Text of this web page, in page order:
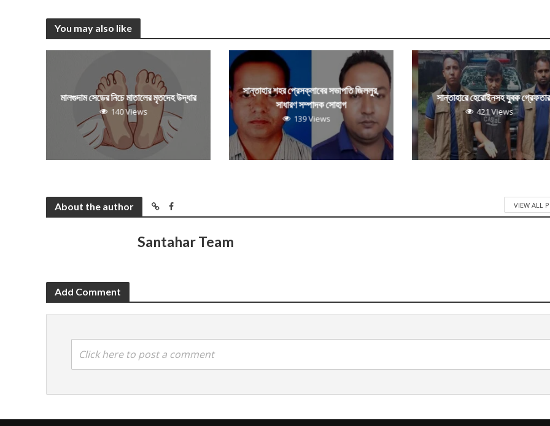
You may also like
মালগুদাম সেডের নিচে মাতালের মৃতদেহ উদ্ধার
140 Views
সান্তাহার শহর প্রেসক্লাবের সভাপতি জিললুর,
সাধারণ সম্পাদক সোহাগ
139 Views
সান্তাহারে হেরোইনসহ যুবক গ্রেফতার
421 Views
About the author VIEW ALL
Santahar Team
Add Comment
Click here to post a comment